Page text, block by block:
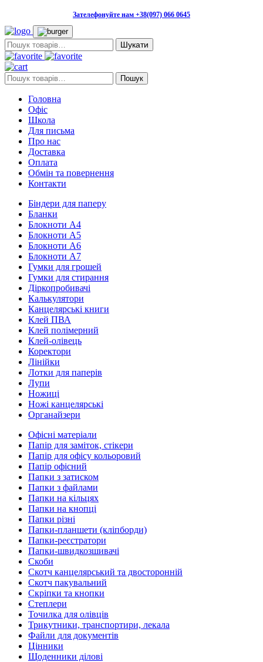
Зателефонуйте нам +38(097) 066 0645
Пошук:
Пошук: Пошук
Головна
Офіс
Школа
Для письма
Про нас
Доставка
Оплата
Обмін та повернення
Контакти
Біндери для паперу
Бланки
Блокноти А4
Блокноти А5
Блокноти А6
Блокноти А7
Гумки для грошей
Гумки для стирання
Діркопробивачі
Калькулятори
Канцелярські книги
Клей ПВА
Клей полімерний
Клей-олівець
Коректори
Лінійки
Лотки для паперів
Лупи
Ножиці
Ножі канцелярські
Органайзери
Офісні матеріали
Папір для заміток, стікери
Папір для офісу кольоровий
Папір офісний
Папки з затиском
Папки з файлами
Папки на кільцях
Папки на кнопці
Папки різні
Папки-планшети (кліпборди)
Папки-реєстратори
Папки-швидкозшивачі
Скоби
Скотч канцелярський та двосторонній
Скотч пакувальний
Скріпки та кнопки
Степлери
Точилка для олівців
Трикутники, транспортири, лекала
Файли для документів
Цінники
Щоденники ділові